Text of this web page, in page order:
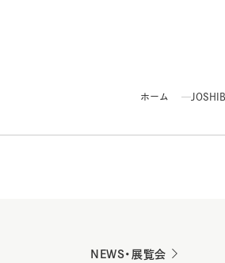
ホーム
NEWS・展覧会